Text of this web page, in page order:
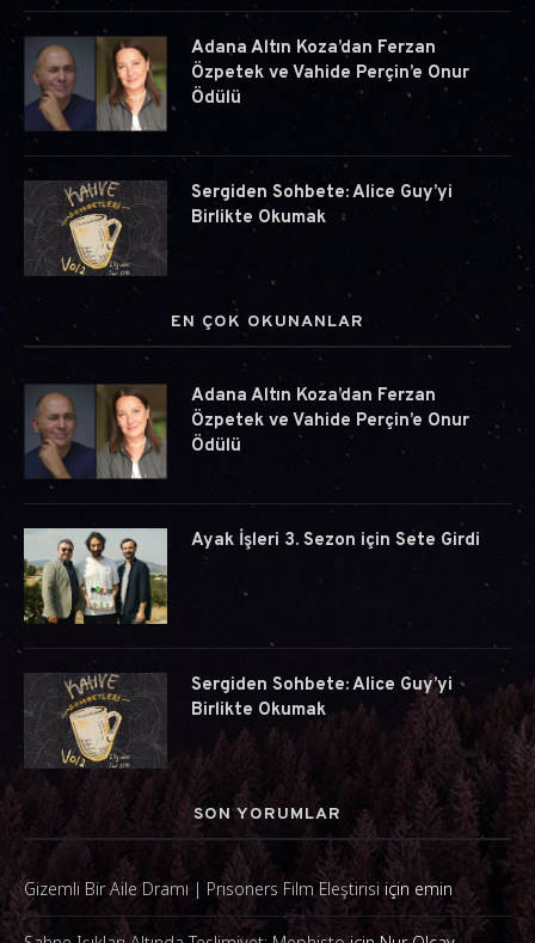
Adana Altın Koza’dan Ferzan
Özpetek ve Vahide Perçin’e Onur
Ödülü
Sergiden Sohbete: Alice Guy’yi
Birlikte Okumak
EN ÇOK OKUNANLAR
Adana Altın Koza’dan Ferzan
Özpetek ve Vahide Perçin’e Onur
Ödülü
Ayak İşleri 3. Sezon için Sete Girdi
Sergiden Sohbete: Alice Guy’yi
Birlikte Okumak
SON YORUMLAR
Gizemli Bir Aile Dramı | Prisoners Film Eleştirisi için emin